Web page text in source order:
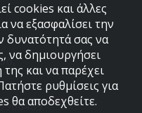
cookies και άλλες
να εξασφαλίσει την
δυνατότητά σας να
να δημιουργήσει
και να παρέχει
ρυθμίσεις για
θα αποδεχθείτε.